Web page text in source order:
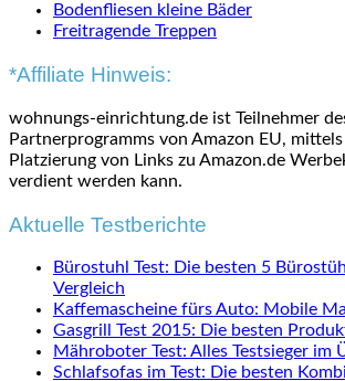
Bodenfliesen kleine Bäder
Freitragende Treppen
*Affiliate Hinweis:
wohnungs-einrichtung.de ist Teilnehmer
Partnerprogramms von Amazon EU,
Platzierung von Links zu Amazon.de
verdient werden kann.
Aktuelle Testberichte
Bürostuhl Test: Die besten 5
Vergleich
Kaffemascheine fürs Auto: Mobile
Gasgrill Test 2015: Die besten
Mähroboter Test: Alles Testsieger im
Schlafsofas im Test: Die besten